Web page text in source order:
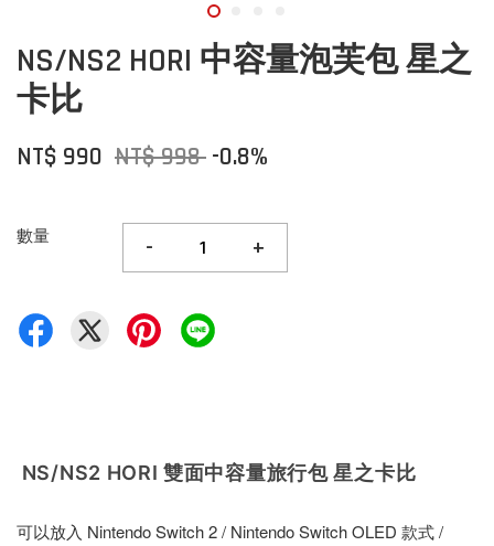
NS/NS2 HORI 中容量泡芙包 星之
卡比
NT$ 990 NT$ 998 -0.8%
數量 - +
NS/NS2 HORI 雙面中容量旅行包 星之卡比
可以放入 Nintendo Switch 2 / Nintendo Switch OLED 款式 /